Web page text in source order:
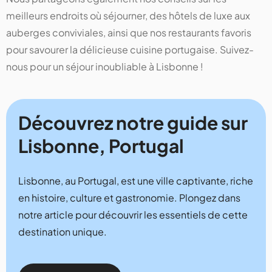
meilleurs endroits où séjourner, des hôtels de luxe aux
auberges conviviales, ainsi que nos restaurants favoris
pour savourer la délicieuse cuisine portugaise. Suivez-
nous pour un séjour inoubliable à Lisbonne !
Découvrez notre guide sur
Lisbonne, Portugal
Lisbonne, au Portugal, est une ville captivante, riche
en histoire, culture et gastronomie. Plongez dans
notre article pour découvrir les essentiels de cette
destination unique.